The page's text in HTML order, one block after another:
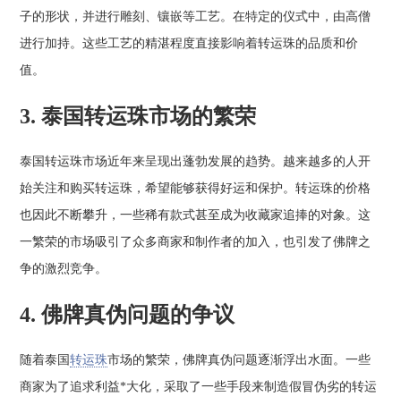
子的形状，并进行雕刻、镶嵌等工艺。在特定的仪式中，由高僧
进行加持。这些工艺的精湛程度直接影响着转运珠的品质和价
值。
3. 泰国转运珠市场的繁荣
泰国转运珠市场近年来呈现出蓬勃发展的趋势。越来越多的人开
始关注和购买转运珠，希望能够获得好运和保护。转运珠的价格
也因此不断攀升，一些稀有款式甚至成为收藏家追捧的对象。这
一繁荣的市场吸引了众多商家和制作者的加入，也引发了佛牌之
争的激烈竞争。
4. 佛牌真伪问题的争议
随着泰国转运珠市场的繁荣，佛牌真伪问题逐渐浮出水面。一些
商家为了追求利益*大化，采取了一些手段来制造假冒伪劣的转运